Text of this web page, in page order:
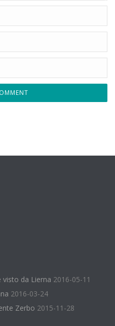
visto da Lierna 2016-05-11
2016-03-24
Zerbo 2015-11-28